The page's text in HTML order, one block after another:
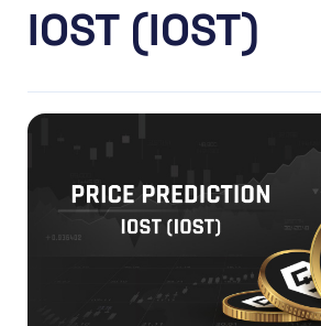
IOST (IOST)